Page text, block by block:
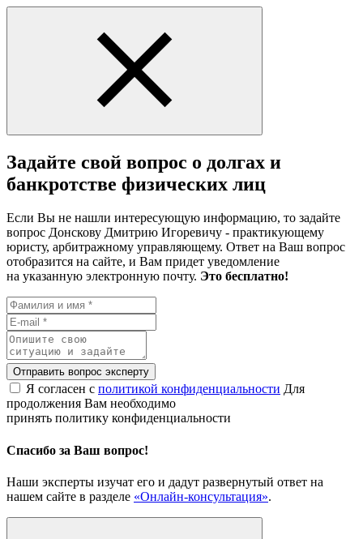
Задайте свой вопрос о долгах и
банкротстве физических лиц
Если Вы не нашли интересующую информацию, то задайте
вопрос Донскову Дмитрию Игоревичу - практикующему
юристу, арбитражному управляющему. Ответ на Ваш вопрос
отобразится на сайте, и Вам придет уведомление
на указанную электронную почту. Это бесплатно!
Отправить вопрос эксперту
Я согласен с политикой конфиденциальности Для
продолжения Вам необходимо
принять политику конфиденциальности
Спасибо за Ваш вопрос!
Наши эксперты изучат его и дадут развернутый ответ на
нашем сайте в разделе «Онлайн-консультация».